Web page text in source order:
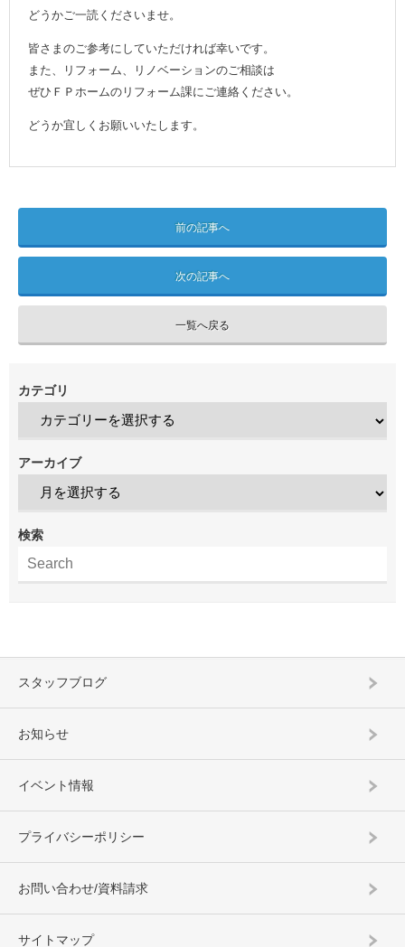
どうかご一読くださいませ。
皆さまのご参考にしていただければ幸いです。
また、リフォーム、リノベーションのご相談は
ぜひＦＰホームのリフォーム課にご連絡ください。
どうか宜しくお願いいたします。
前の記事へ
次の記事へ
一覧へ戻る
カテゴリ
アーカイブ
検索
スタッフブログ
お知らせ
イベント情報
プライバシーポリシー
お問い合わせ/資料請求
サイトマップ